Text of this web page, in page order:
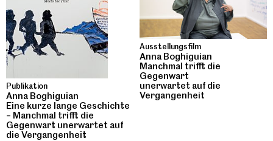
Publikation
Anna Boghiguian
Eine kurze lange Geschichte
– Manchmal trifft die
Gegenwart unerwartet auf
die Vergangenheit
Ausstellungsfilm
Anna Boghiguian
Manchmal trifft die
Gegenwart
unerwartet auf die
Vergangenheit